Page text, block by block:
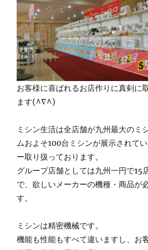
お客様に喜ばれるお店作りに真剣に
ます(^∇^)
ミシン生活は全店舗が九州最大のミ
ムおよそ100台ミシンが展示されて
ー取り扱っております。
グループ店舗としては九州一円で15
で、欲しいメーカーの機種・商品が
す。
ミシンは精密機械です。
機能も性能もすべて違いますし、お